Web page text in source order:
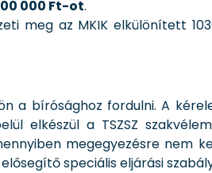
000 Ft-ot.
meg az MKIK elkülönített
a bírósághoz fordulni. A
elkészül a TSZSZ
megegyezésre nem
speciális eljárási